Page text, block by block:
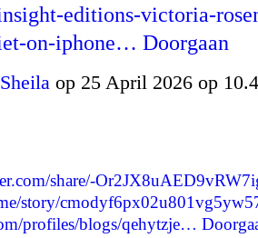
editions-victoria-
on-iphone… Doorgaan
Sheila op 25 April 2026 op
share/-
story/
profiles/blogs/qehytzje…